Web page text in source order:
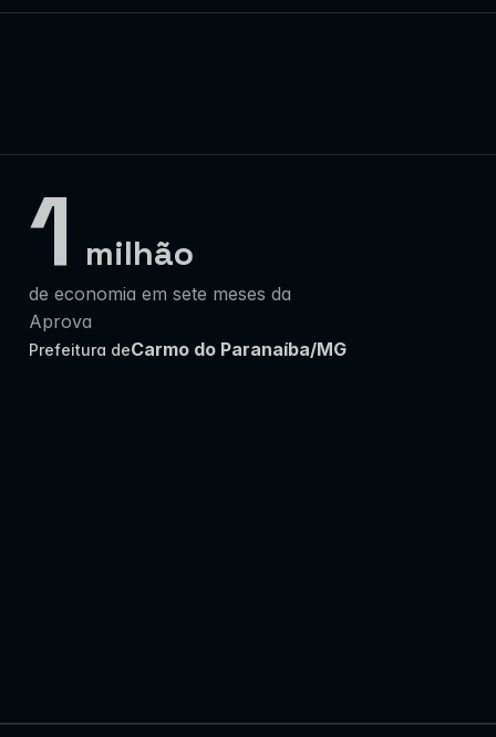
1 milhão
de economia em sete meses da
Aprova
Prefeitura deCarmo do Paranaíba/MG